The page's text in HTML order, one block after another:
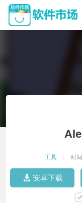
工具 时
安卓下载